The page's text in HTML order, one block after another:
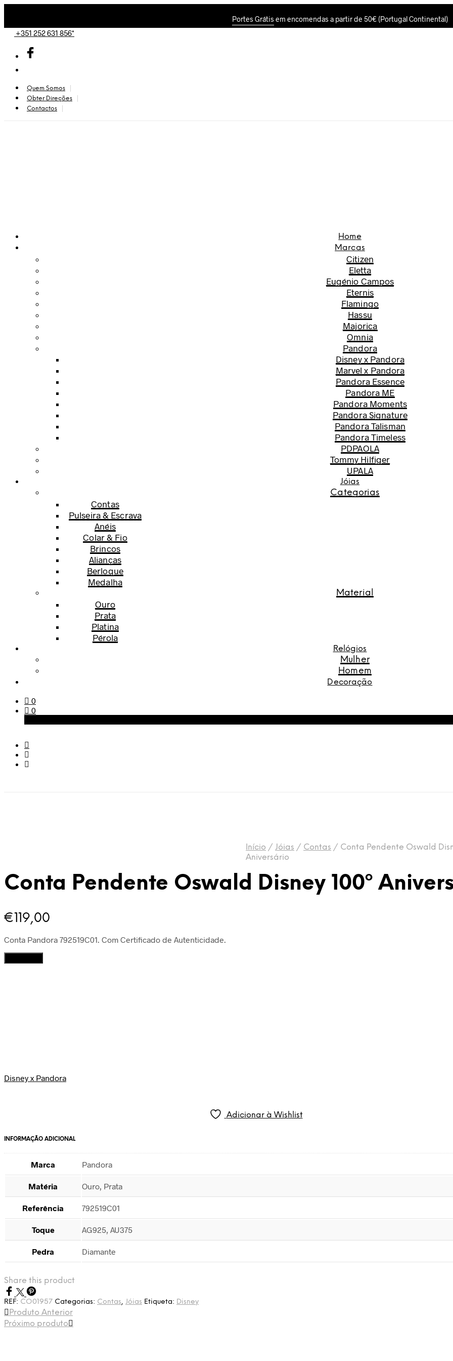
Portes Grátisem encomendas a partir de 50€ (Portugal Continental)
+351 252 631 856*
Quem Somos
Obter Direções
Contactos
Home
Marcas
Citizen
Eletta
Eugénio Campos
Eternis
Flamingo
Hassu
Majorica
Omnia
Pandora
Disney x Pandora
Marvel x Pandora
Pandora Essence
Pandora ME
Pandora Moments
Pandora Signature
Pandora Talisman
Pandora Timeless
PDPAOLA
Tommy Hilfiger
UPALA
Jóias
Categorias
Contas
Pulseira & Escrava
Anéis
Colar & Fio
Brincos
Alianças
Berloque
Medalha
Material
Ouro
Prata
Platina
Pérola
Relógios
Mulher
Homem
Decoração
0
0
Início / Jóias / Contas / Conta Pendente Oswald
Aniversário
Conta Pendente Oswald Disney 100º
€ 119,00
Conta Pandora 792519C01 . Com Certificado de Autenticidade.
Disney x Pandora
Adicionar à Wishlist
INFORMAÇÃO ADICIONAL
Marca Pandora
Matéria Ouro, Prata
Referência 792519C01
Toque AG925, AU375
Pedra Diamante
Share this product
REF: CO01957 Categorias: Contas, Jóias Etiqueta: Disney
Produto Anterior
Próximo produto